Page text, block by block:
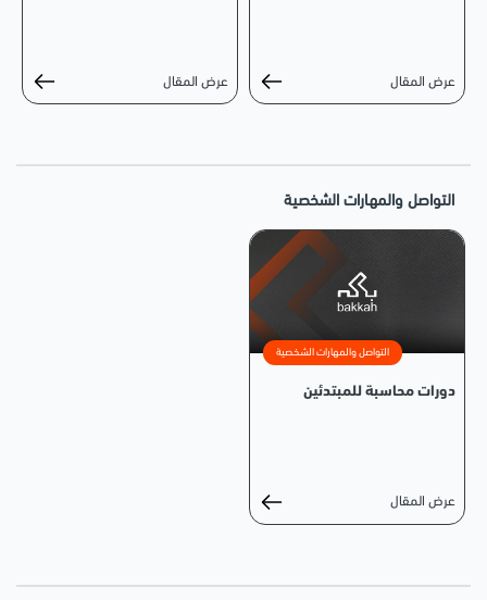
عرض المقال عرض المقال
التواصل والمهارات الشخصية
التواصل والمهارات الشخصية
دورات محاسبة للمبتدئين
عرض المقال